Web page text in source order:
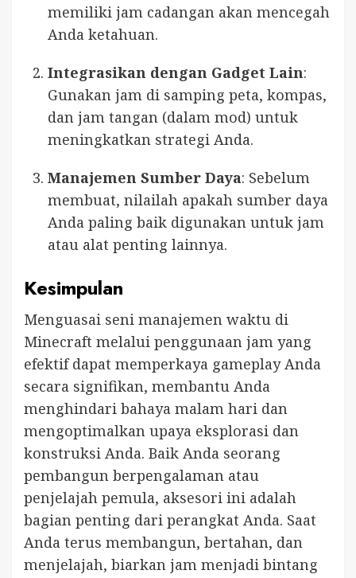
memiliki jam cadangan akan mencegah
Anda ketahuan.
Integrasikan dengan Gadget Lain:
Gunakan jam di samping peta, kompas,
dan jam tangan (dalam mod) untuk
meningkatkan strategi Anda.
Manajemen Sumber Daya: Sebelum
membuat, nilailah apakah sumber daya
Anda paling baik digunakan untuk jam
atau alat penting lainnya.
Kesimpulan
Menguasai seni manajemen waktu di
Minecraft melalui penggunaan jam yang
efektif dapat memperkaya gameplay Anda
secara signifikan, membantu Anda
menghindari bahaya malam hari dan
mengoptimalkan upaya eksplorasi dan
konstruksi Anda. Baik Anda seorang
pembangun berpengalaman atau
penjelajah pemula, aksesori ini adalah
bagian penting dari perangkat Anda. Saat
Anda terus membangun, bertahan, dan
menjelajah, biarkan jam menjadi bintang